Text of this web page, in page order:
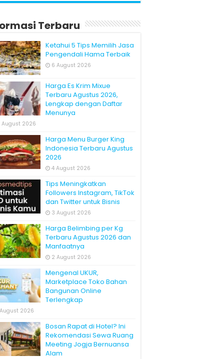
Terbaru
Ketahui 5 Tips Memilih Jasa
Pengendali Hama Terbaik
6 August 2026
Harga Es Krim Mixue
Terbaru Agustus 2026,
Lengkap dengan Daftar
Menunya
August 2026
Harga Menu Burger King
Indonesia Terbaru Agustus
2026
4 August 2026
Tips Meningkatkan
Followers Instagram, TikTok
dan Twitter untuk Bisnis
3 August 2026
Harga Belimbing per Kg
Terbaru Agustus 2026 dan
Manfaatnya
2 August 2026
Mengenal UKUR,
Marketplace Toko Bahan
Bangunan Online
Terlengkap
August 2026
Bosan Rapat di Hotel? Ini
Rekomendasi Sewa Ruang
Meeting Jogja Bernuansa
Alam